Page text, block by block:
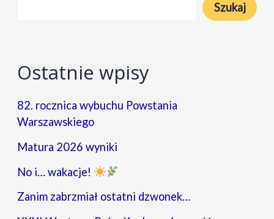
getcie
Szukaj
Ostatnie wpisy
82. rocznica wybuchu Powstania
Warszawskiego
Matura 2026 wyniki
No i… wakacje!
Zanim zabrzmiał ostatni dzwonek…